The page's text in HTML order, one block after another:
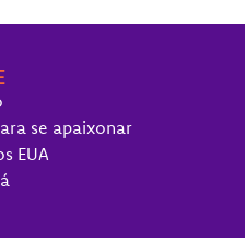
se apaixonar
EUA